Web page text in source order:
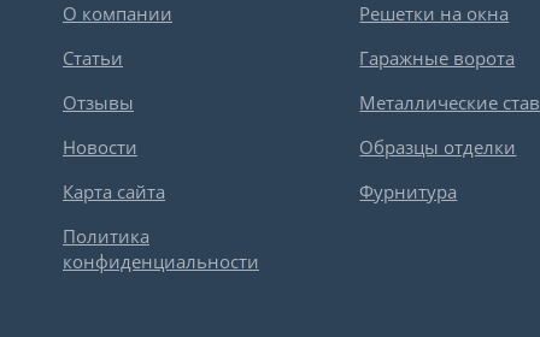
О компании
Статьи
Отзывы
Новости
Карта сайта
Политика
конфиденциальности
Решетки на окна
Гаражные ворота
Металлические
Образцы отделки
Фурнитура